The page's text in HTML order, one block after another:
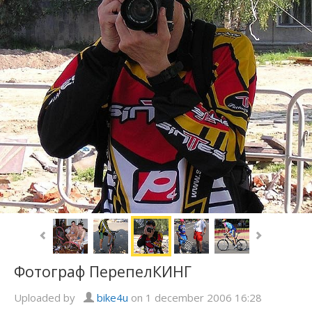
Фотограф ПерепелКИНГ
Uploaded by bike4u on 1 december 2006 16:28